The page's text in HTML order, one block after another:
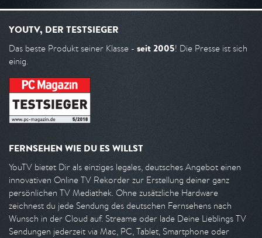
YOUTV, DER TESTSIEGER
Das beste Produkt seiner Klasse - seit 2005! Die Presse ist sich
einig.
FERNSEHEN WIE DU ES WILLST
YouTV bietet Dir als einziges legales, deutsches Angebot einen
innovativen Online TV Rekorder zur Erstellung deiner ganz
persönlichen TV Mediathek. Ohne zusätzliche Hardware
zeichnest du jede Sendung des deutschen Fernsehens nach
Wunsch in der Cloud auf. Streame oder lade Deine Lieblings TV
Sendungen jederzeit via Mac, PC, Tablet, Smartphone oder